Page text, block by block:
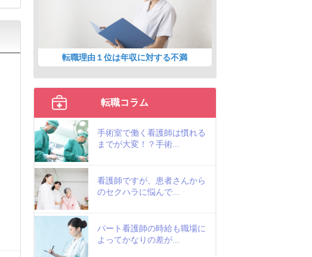
転職理由１位は年収に対する不満
転職コラム
手術室で働く看護師は慣れる
までが大変！？手術...
看護師ですが、患者さんから
のセクハラに悩んで...
パート看護師の時給も職場に
よってかなりの差が...